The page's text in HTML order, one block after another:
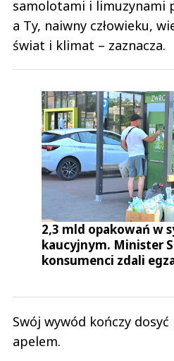
samolotami i limuzynami
a Ty, naiwny człowieku,
świat i klimat – zaznacza.
2,3 mld opakowań w
kaucyjnym. Minister
konsumenci zdali
Swój wywód kończy
apelem.